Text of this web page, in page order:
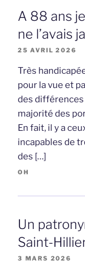
A 88 ans
ne l’avais
25 AVRIL 2026
Très
pour la vue et
des différences
majorité des
En fait, il y a
incapables de
des […]
OH
Un
Saint-
3 MARS 2026